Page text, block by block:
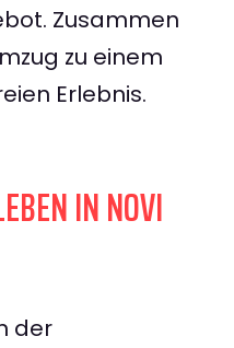
Zusammen
zu einem
Erlebnis.
IN NOVI
der